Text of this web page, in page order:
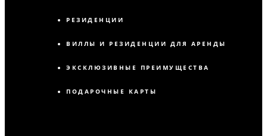
РЕЗИДЕНЦИИ
ВИЛЛЫ И РЕЗИДЕНЦИИ ДЛЯ АРЕНДЫ
ЭКСКЛЮЗИВНЫЕ ПРЕИМУЩЕСТВА
ПОДАРОЧНЫЕ КАРТЫ